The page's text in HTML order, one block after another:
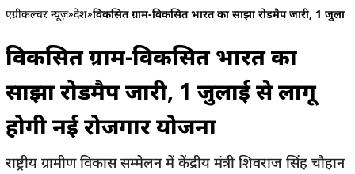
एग्रीकल्चर न्यूज़»देश»विकसित ग्राम-विकसित भारत का साझा रोडमैप जारी, 1 जुलाई
विकसित ग्राम-विकसित भारत का
साझा रोडमैप जारी, 1 जुलाई से लागू
होगी नई रोजगार योजना
राष्ट्रीय ग्रामीण विकास सम्मेलन में केंद्रीय मंत्री शिवराज सिंह चौहान